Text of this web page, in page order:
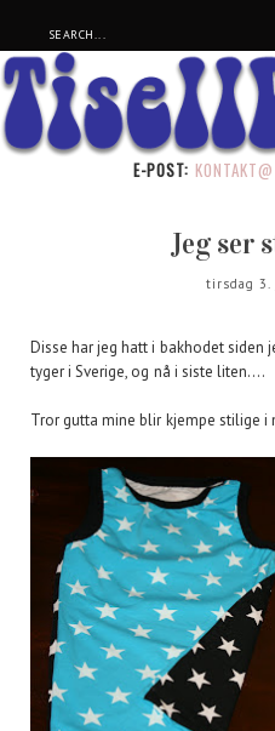
E-POST:
Jeg ser
tirsdag 3.
Disse har jeg hatt i bakhodet siden
tyger i Sverige, og nå i siste liten....
Tror gutta mine blir kjempe stilige i